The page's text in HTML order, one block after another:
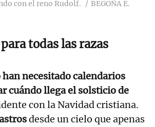
con el reno Rudolf.
BEGOÑA E.
todas las razas
han necesitado calendarios
cuándo llega el solsticio de
con la Navidad cristiana.
desde un cielo que apenas